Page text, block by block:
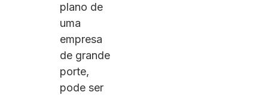
plano de
uma
empresa
de grande
porte,
pode ser